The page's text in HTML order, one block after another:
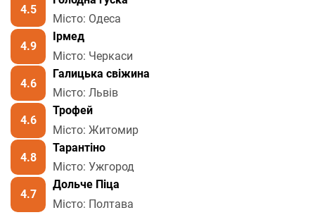
4.5
Місто: Одеса
4.9
Ірмед
Місто: Черкаси
4.6
Галицька свіжина
Місто: Львів
4.6
Трофей
Місто: Житомир
4.8
Тарантіно
Місто: Ужгород
4.7
Дольче Піца
Місто: Полтава